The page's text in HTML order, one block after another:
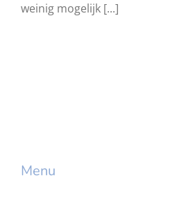
weinig mogelijk [...]
Menu